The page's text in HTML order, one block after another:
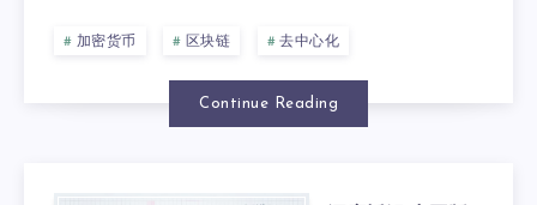
加密货币 区块链 去中心化
Continue Reading